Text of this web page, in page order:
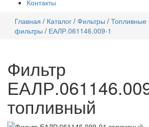
Контакты
Главная / Каталог / Фильтры / Топливные
фильтры / ЕАЛР.061146.009-1
Фильтр
топливный